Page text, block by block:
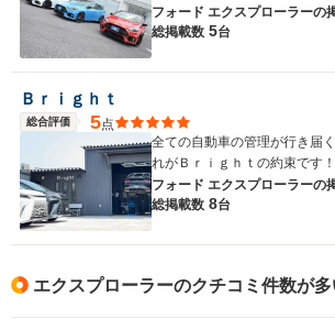
フォード エクスプローラーの
総掲載数 5台
Ｂｒｉｇｈｔ
総合評価 5点
全ての自動車の管理が行き届
れがＢｒｉｇｈｔの約束です！
フォード エクスプローラーの
総掲載数 8台
エクスプローラーのクチコミ件数が